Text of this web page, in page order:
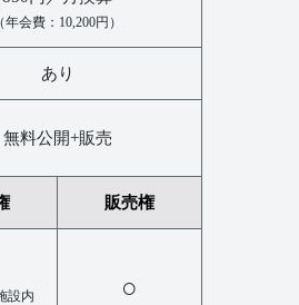
（年会費：10,200円）
あり
無料公開+販売
販売権
設内
○